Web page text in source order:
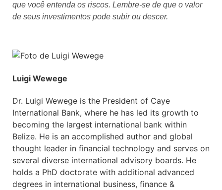
que você entenda os riscos. Lembre-se de que o valor
de seus investimentos pode subir ou descer.
Luigi Wewege
Dr. Luigi Wewege is the President of Caye
International Bank, where he has led its growth to
becoming the largest international bank within
Belize. He is an accomplished author and global
thought leader in financial technology and serves on
several diverse international advisory boards. He
holds a PhD doctorate with additional advanced
degrees in international business, finance &